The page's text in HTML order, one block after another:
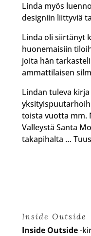
Linda myös
designiin liittyviä
Linda oli siirtänyt
huonemaisiin
joita hän
ammattilaisen
Lindan tuleva
toista vuotta mm.
Valleystä Santa
takapihalta …
Inside Outside
Inside Outside-